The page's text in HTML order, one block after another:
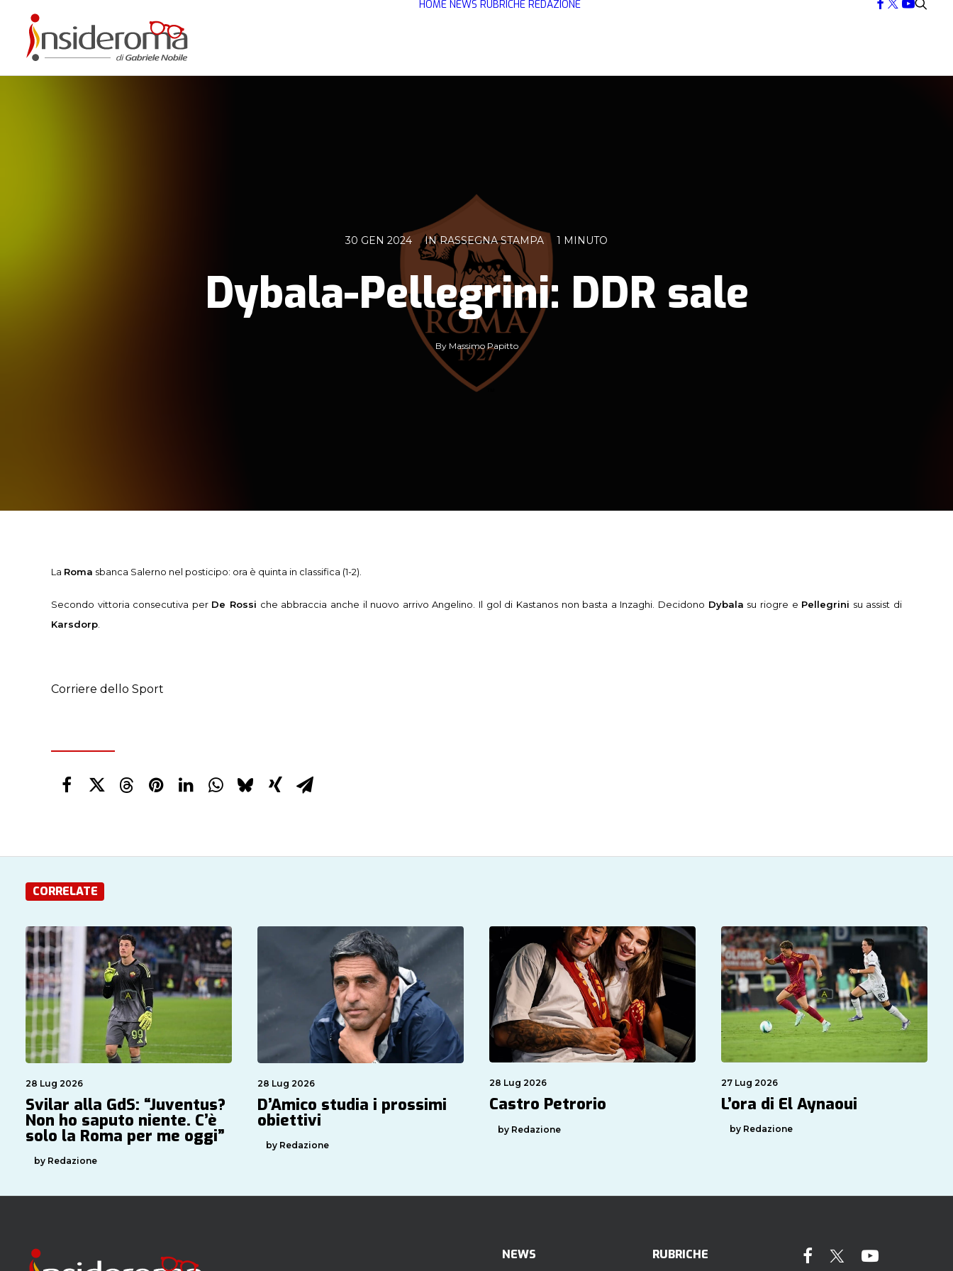
HOME NEWS RUBRICHE REDAZIONE
30 GEN 2024 INRASSEGNA STAMPA 1 MINUTO
Dybala-Pellegrini: DDR sale
By Massimo Papitto
La Roma sbanca Salerno nel posticipo: ora è quinta in classifica (1-2).
Secondo vittoria consecutiva per De Rossi che abbraccia anche il nuovo arrivo Angelino. Il gol di Kastanos non basta a Inzaghi. Decidono Dybala su riogre e Pellegrini su assist di
Karsdorp
Corriere dello Sport
CORRELATE
28 Lug 2026
Svilar alla GdS: “Juventus?
Non ho saputo niente. C’è
solo la Roma per me oggi”
by Redazione
28 Lug 2026
D’Amico studia i prossimi
obiettivi
by Redazione
28 Lug 2026
Castro Petrorio
by Redazione
27 Lug 2026
L’ora di El Aynaoui
by Redazione
NEWS RUBRICHE